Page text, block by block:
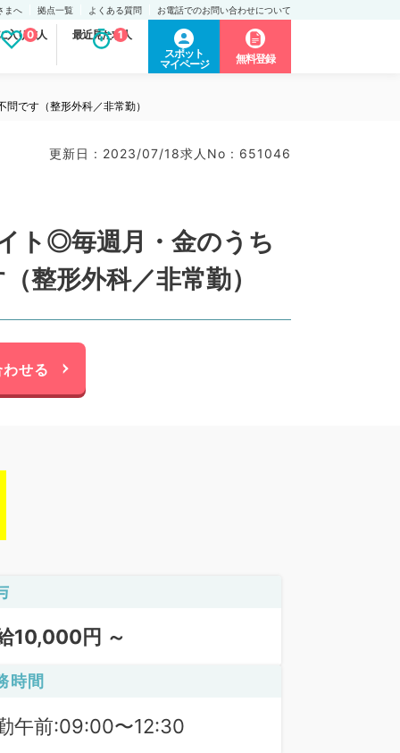
まへ 拠点一覧 よくある質問 お電話でのお問い合わせについて
入り求人
0 最近見た求人
1
スポット
マイページ
無料登録
です（整形外科／非常勤）
更新日 : 2023/07/18求人No : 651046
ト◎毎週月・金のうち
形外科／非常勤）
せる
10,000円 ～
時間
午前:09:00〜12:30